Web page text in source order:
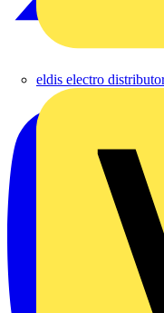
eldis electro